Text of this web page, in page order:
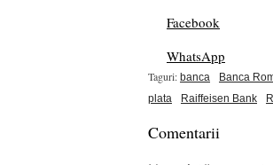
Facebook
WhatsApp
Taguri: banca Banca
plata
Raiffeisen Bank
Comentarii